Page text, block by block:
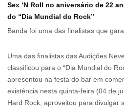
Sex ‘N Roll no aniversário de 22
do “Dia Mundial do Rock”
Banda foi uma das finalistas que
Uma das finalistas das Audições
classificou para o “Dia Mundial do
apresentou na festa do bar em
existência nesta quinta-feira (04 de
Hard Rock, aproveitou para divulgar